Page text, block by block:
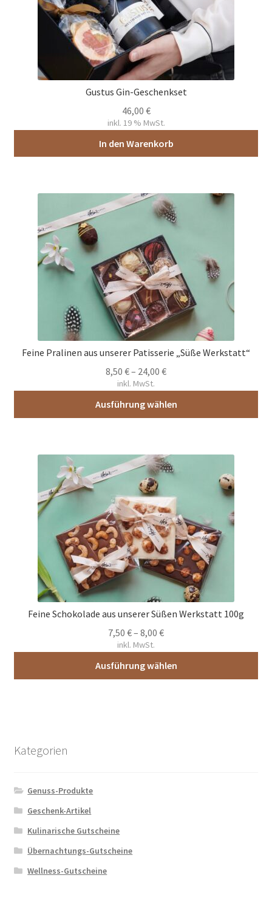
Gustus Gin-Geschenkset
46,00 €
inkl. 19 % MwSt.
In den Warenkorb
Feine Pralinen aus unserer Patisserie „Süße Werkstatt“
8,50 €– 24,00 €
inkl. MwSt.
Ausführung wählen
weist
mehrere
Varianten
auf.
Die
Optionen
können
auf
der
Produktseite
gewählt
Feine Schokolade aus unserer Süßen Werkstatt 100g
7,50 €– 8,00 €
inkl. MwSt.
Ausführung wählen
Kategorien
Genuss-Produkte
Geschenk-Artikel
Kulinarische Gutscheine
Übernachtungs-Gutscheine
Wellness-Gutscheine